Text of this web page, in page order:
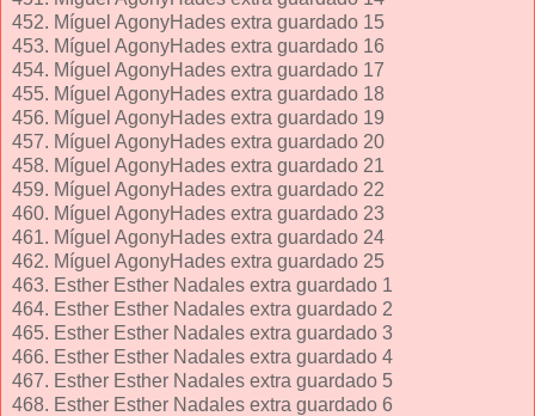
452. Míguel AgonyHades extra guardado 15
453. Míguel AgonyHades extra guardado 16
454. Míguel AgonyHades extra guardado 17
455. Míguel AgonyHades extra guardado 18
456. Míguel AgonyHades extra guardado 19
457. Míguel AgonyHades extra guardado 20
458. Míguel AgonyHades extra guardado 21
459. Míguel AgonyHades extra guardado 22
460. Míguel AgonyHades extra guardado 23
461. Míguel AgonyHades extra guardado 24
462. Míguel AgonyHades extra guardado 25
463. Esther Esther Nadales extra guardado 1
464. Esther Esther Nadales extra guardado 2
465. Esther Esther Nadales extra guardado 3
466. Esther Esther Nadales extra guardado 4
467. Esther Esther Nadales extra guardado 5
468. Esther Esther Nadales extra guardado 6